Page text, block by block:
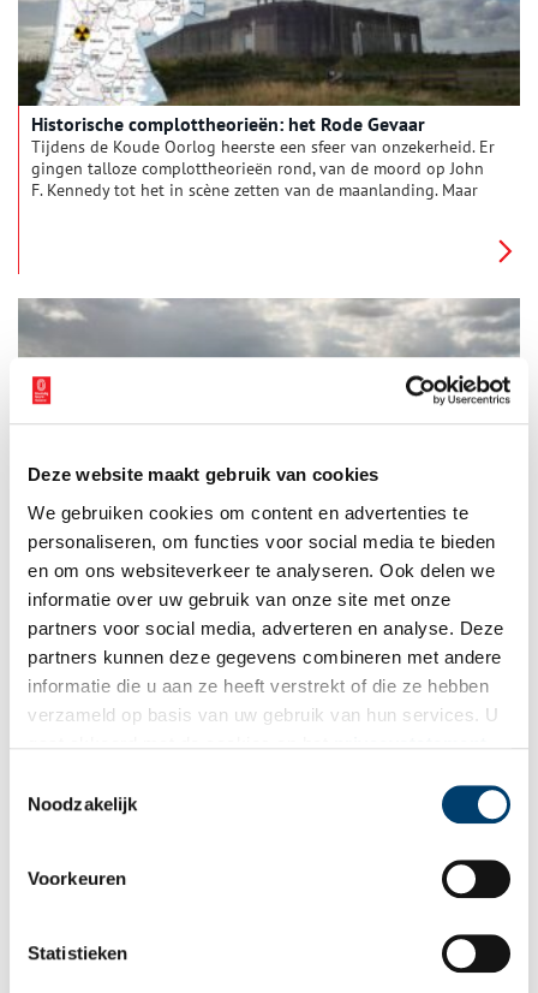
Deze website maakt gebruik van cookies
We gebruiken cookies om content en advertenties te
personaliseren, om functies voor social media te bieden
en om ons websiteverkeer te analyseren. Ook delen we
informatie over uw gebruik van onze site met onze
partners voor social media, adverteren en analyse. Deze
partners kunnen deze gegevens combineren met andere
informatie die u aan ze heeft verstrekt of die ze hebben
verzameld op basis van uw gebruik van hun services. U
Noodzakelijk
Voorkeuren
Statistieken
Historische complottheorieën: het Rode Gevaar
Tijdens de Koude Oorlog heerste een sfeer van onzekerheid. Er
gingen talloze complottheorieën rond, van de moord op John
F. Kennedy tot het in scène zetten van de maanlanding. Maar
In het oude stroomgebied van het Oer-IJ, de driehoek tussen
Velsen, Alkmaar en Zaanstad, heeft flink wat strijd gewoed in
de afgelopen 2000 jaar. Hoe kan het ook anders, met Romeinse
garnizoenen die de opstandige Friezen probeerden te
onderdrukken, Spaanse invasielegers tijdens de Tachtigjarige
Oorlog en Duitse soldaten die bunkers in het landschap
opwierpen. Hierover gaat het nieuwe boek ‘2000 jaar strijd in
het Oer-IJ landschap’.
Crisissen leiden vaker tot hamsterwoede
Het begin van de coronacrisis, zo rond 13 maart 2020,
hebben gezien: hamsteren. Toiletpapier vloog de winkels uit, al
was niet écht duidelijk waarom.